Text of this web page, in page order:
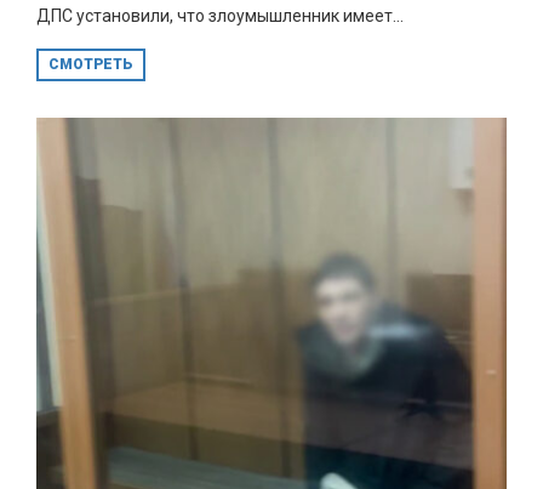
ДПС установили, что злоумышленник имеет...
СМОТРЕТЬ